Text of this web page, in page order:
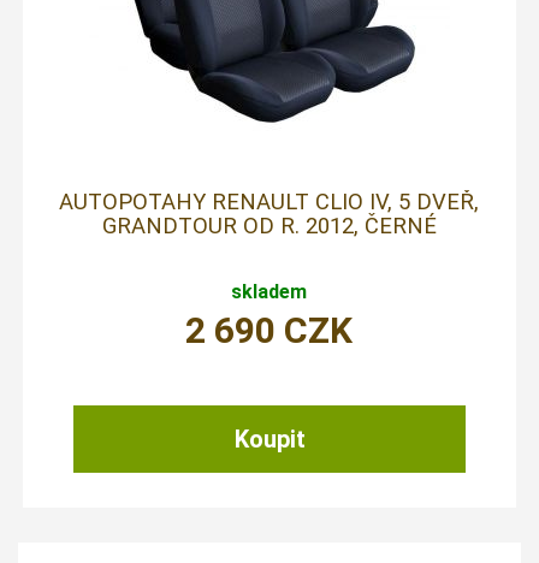
AUTOPOTAHY RENAULT CLIO IV, 5 DVEŘ,
GRANDTOUR OD R. 2012, ČERNÉ
skladem
2 690 CZK